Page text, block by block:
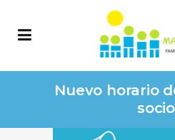
Nuevo horario